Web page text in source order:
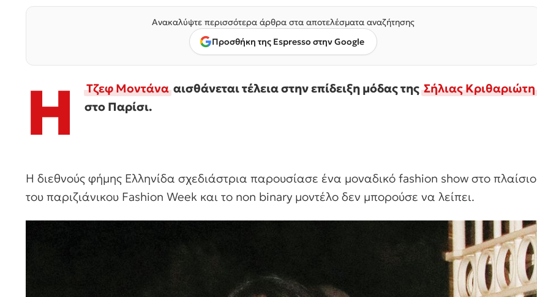
Ανακαλύψτε περισσότερα άρθρα στα αποτελέσματα αναζήτησης
Προσθήκη της Espresso στην Google
Η Τζεφ Μοντάνααισθάνεται τέλεια στην επίδειξη μόδας τηςΣήλιας Κριθαριώτη
στο Παρίσι.
Η διεθνούς φήμης Ελληνίδα σχεδιάστρια παρουσίασε ένα μοναδικό fashion show στο πλαίσιο
του παριζιάνικου Fashion Week και το non binary μοντέλο δεν μπορούσε να λείπει.